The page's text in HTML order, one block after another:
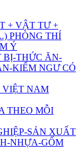
+ VẬT TƯ +
PHÒNG THÍ
Ý
BỊ-THỨC ĂN-
KIỂM NGƯ CÓ
VIỆT NAM
THEO MỖI
SẢN XUẤT
NHỰA-GỐM